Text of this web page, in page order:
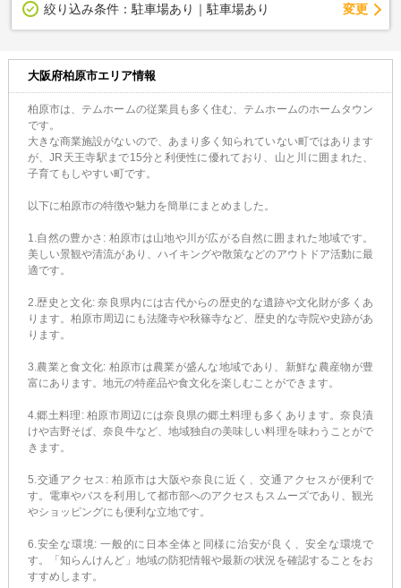
絞り込み条件：駐車場あり｜駐車場あり 変更
大阪府柏原市エリア情報
柏原市は、テムホームの従業員も多く住む、テムホームのホームタウン
です。
大きな商業施設がないので、あまり多く知られていない町ではあります
が、JR天王寺駅まで15分と利便性に優れており、山と川に囲まれた、
子育てもしやすい町です。
以下に柏原市の特徴や魅力を簡単にまとめました。
1.自然の豊かさ: 柏原市は山地や川が広がる自然に囲まれた地域です。
美しい景観や清流があり、ハイキングや散策などのアウトドア活動に最
適です。
2.歴史と文化: 奈良県内には古代からの歴史的な遺跡や文化財が多くあ
ります。柏原市周辺にも法隆寺や秋篠寺など、歴史的な寺院や史跡があ
ります。
3.農業と食文化: 柏原市は農業が盛んな地域であり、新鮮な農産物が豊
富にあります。地元の特産品や食文化を楽しむことができます。
4.郷土料理: 柏原市周辺には奈良県の郷土料理も多くあります。奈良漬
けや吉野そば、奈良牛など、地域独自の美味しい料理を味わうことがで
きます。
5.交通アクセス: 柏原市は大阪や奈良に近く、交通アクセスが便利で
す。電車やバスを利用して都市部へのアクセスもスムーズであり、観光
やショッピングにも便利な立地です。
6.安全な環境: 一般的に日本全体と同様に治安が良く、安全な環境で
す。「知らんけんど」地域の防犯情報や最新の状況を確認することをお
すすめします。